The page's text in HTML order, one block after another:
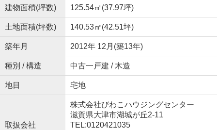
建物面積(坪数) 125.54㎡(37.97坪)
土地面積(坪数) 140.53㎡(42.51坪)
築年月 2012年 12月(築13年)
種別 / 構造 中古一戸建 / 木造
地目 宅地
取扱会社
株式会社びわこハウジングセンター
滋賀県大津市湖城が丘2-11
TEL:0120421035